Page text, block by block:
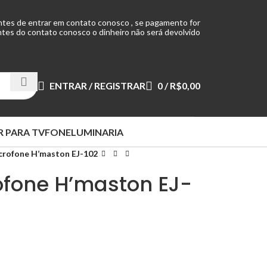
de entrar em contato conosco , se pagamento for
do contato conosco o dinheiro não será devolvido
ENTRAR / REGISTRAR 0 / R$0,00
PARA TVFONELUMINARIA
H’maston EJ-102
H’maston EJ-